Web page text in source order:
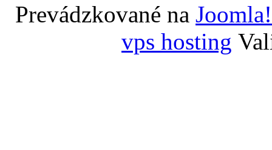
Prevádzkované na Joomla!
vps hosting